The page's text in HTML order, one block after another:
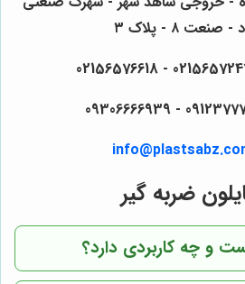
۸ - پلاک ۳
ضربه گیر
و چه کاربردی دارد؟